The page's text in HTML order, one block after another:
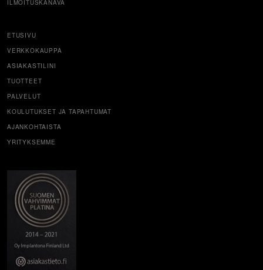
ILMOITUSKANAVA
ETUSIVU
VERKKOKAUPPA
ASIAKASTILINI
TUOTTEET
PALVELUT
KOULUTUKSET JA TAPAHTUMAT
AJANKOHTAISTA
YRITYKSEMME